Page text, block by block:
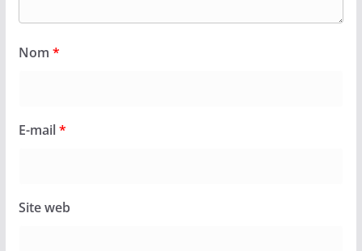
Nom *
E-mail*
Site web